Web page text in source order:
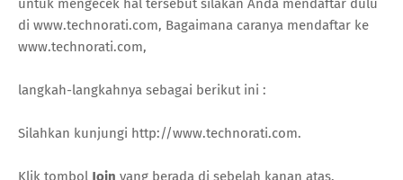
untuk mengecek hal tersebut silakan Anda mendaftar dulu
di www.technorati.com, Bagaimana caranya mendaftar ke
www.technorati.com,
langkah-langkahnya sebagai berikut ini :
Silahkan kunjungi http://www.technorati.com.
Klik tombol Join yang berada di sebelah kanan atas.